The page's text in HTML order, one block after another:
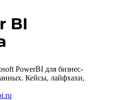
PowerBI для бизнес-
Кейсы, лайфхахи,